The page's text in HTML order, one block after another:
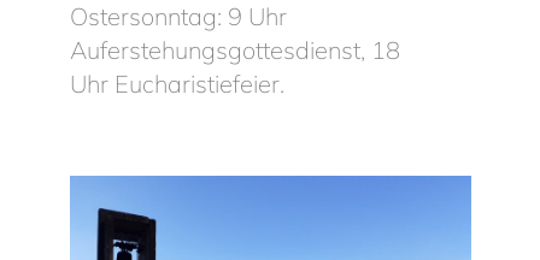
Ostersonntag: 9 Uhr
Auferstehungsgottesdienst, 18
Uhr Eucharistiefeier.